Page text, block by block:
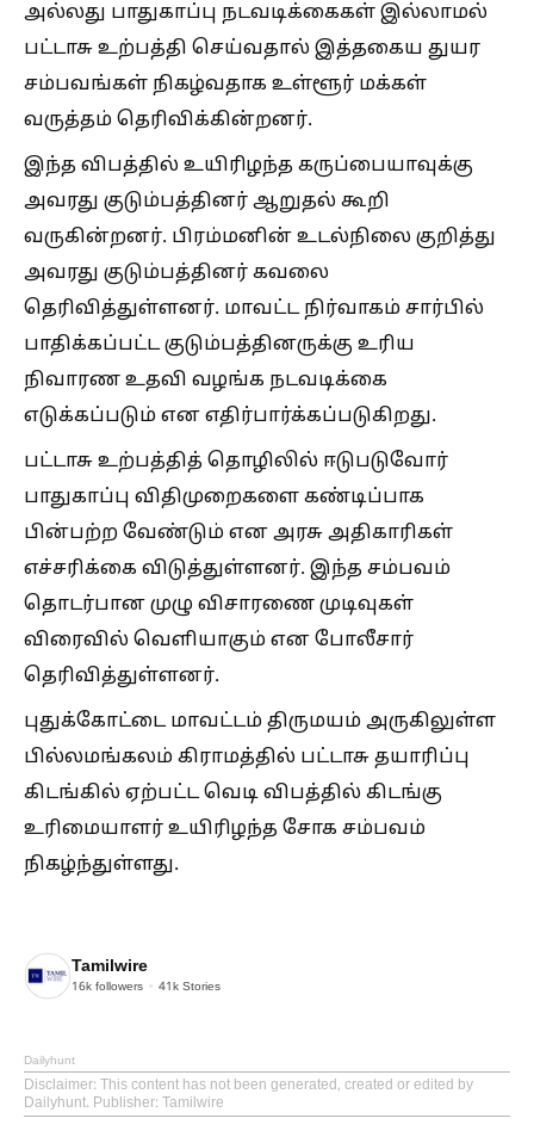
அல்லது பாதுகாப்பு நடவடிக்கைகள் இல்லாமல்
பட்டாசு உற்பத்தி செய்வதால் இத்தகைய துயர
சம்பவங்கள் நிகழ்வதாக உள்ளூர் மக்கள்
வருத்தம் தெரிவிக்கின்றனர்.
இந்த விபத்தில் உயிரிழந்த கருப்பையாவுக்கு
அவரது குடும்பத்தினர் ஆறுதல் கூறி
வருகின்றனர். பிரம்மனின் உடல்நிலை குறித்து
அவரது குடும்பத்தினர் கவலை
தெரிவித்துள்ளனர். மாவட்ட நிர்வாகம் சார்பில்
பாதிக்கப்பட்ட குடும்பத்தினருக்கு உரிய
நிவாரண உதவி வழங்க நடவடிக்கை
எடுக்கப்படும் என எதிர்பார்க்கப்படுகிறது.
பட்டாசு உற்பத்தித் தொழிலில் ஈடுபடுவோர்
பாதுகாப்பு விதிமுறைகளை கண்டிப்பாக
பின்பற்ற வேண்டும் என அரசு அதிகாரிகள்
எச்சரிக்கை விடுத்துள்ளனர். இந்த சம்பவம்
தொடர்பான முழு விசாரணை முடிவுகள்
விரைவில் வெளியாகும் என போலீசார்
தெரிவித்துள்ளனர்.
புதுக்கோட்டை மாவட்டம் திருமயம் அருகிலுள்ள
பில்லமங்கலம் கிராமத்தில் பட்டாசு தயாரிப்பு
கிடங்கில் ஏற்பட்ட வெடி விபத்தில் கிடங்கு
உரிமையாளர் உயிரிழந்த சோக சம்பவம்
நிகழ்ந்துள்ளது.
Tamilwire
16k followers 41k Stories
Dailyhunt
Disclaimer: This content has not been generated, created or edited by
Dailyhunt. Publisher: Tamilwire